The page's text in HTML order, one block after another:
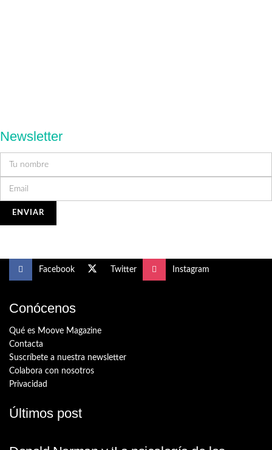
Newsletter
Facebook Twitter Instagram
Conócenos
Qué es Moove Magazine
Contacta
Suscríbete a nuestra newsletter
Colabora con nosotros
Privacidad
Últimos post